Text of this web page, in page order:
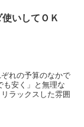
いしてＯＫ
れの予算のなかで
も安く」と無理な
ラックスした雰囲